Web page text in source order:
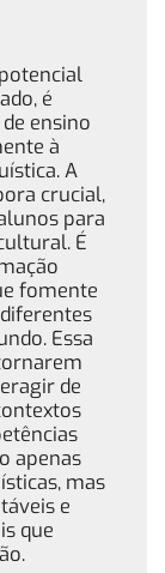
é
ensino
à
A
crucial,
para
É
fomente
Essa
de
apenas
mas
e
que